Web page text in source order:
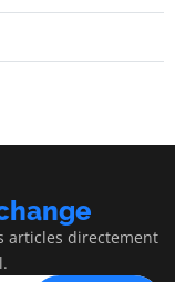
articles directement